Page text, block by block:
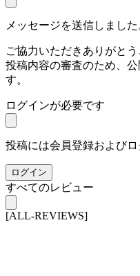
メッセージを送信しました
ご協力いただきありがとう
投稿内容の審査のため、
す。
ログインが必要です
投稿には会員登録および
ログイン
すべてのレビュー
[ALL-REVIEWS]